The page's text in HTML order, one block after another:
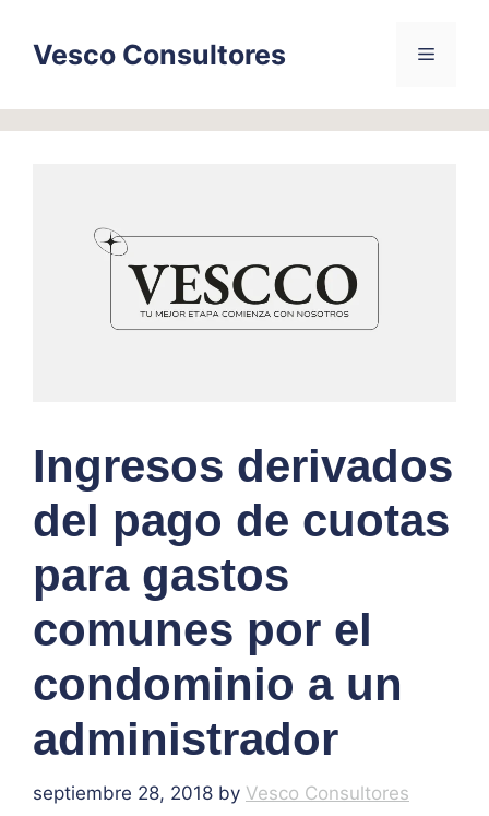
contentVesco Consultores Menu
Ingresos derivados
del pago de cuotas
para gastos
comunes por el
condominio a un
administrador
septiembre 28, 2018 by Vesco Consultores